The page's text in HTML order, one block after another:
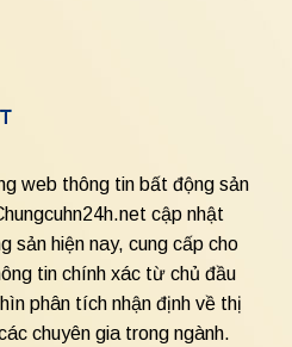
web thông tin bất động sản
cập nhật
sản hiện nay, cung cấp cho
tin chính xác từ chủ đầu
phân tích nhận định về thị
chuyên gia trong ngành.